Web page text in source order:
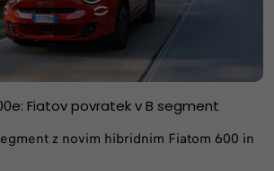
Fiatov povratek v B segment
z novim hibridnim Fiatom 600 in